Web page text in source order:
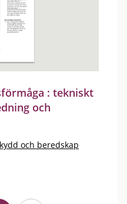
: tekniskt
och
och beredskap